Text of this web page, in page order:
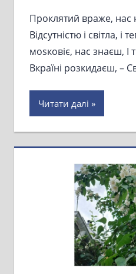
Проклятий враже, нас
Відсутністю і світла, і
моsковіє, нас знаєш, І
Вкраїні розкидаєш, –
Читати далі